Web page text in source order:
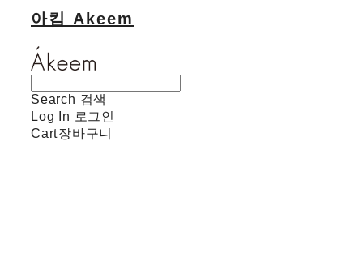
아킴 Akeem
Search 검색
Log In 로그인
Cart장바구니